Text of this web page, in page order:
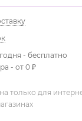
- бесплатно
- от 0 ₽
только для